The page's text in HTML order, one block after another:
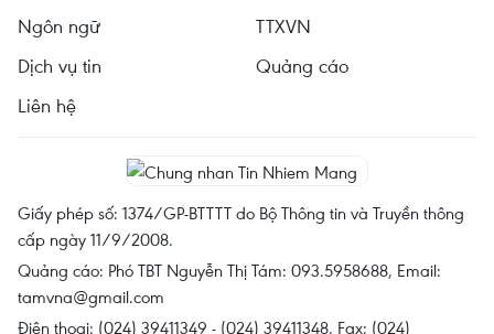
Ngôn ngữ
TTXVN
Dịch vụ tin
Quảng cáo
Liên hệ
Giấy phép số: 1374/GP-BTTTT do Bộ Thông tin và Truyền thông
cấp ngày 11/9/2008.
Quảng cáo: Phó TBT Nguyễn Thị Tám: 093.5958688, Email:
tamvna@gmail.com
Điện thoại: (024) 39411349 - (024) 39411348, Fax: (024)